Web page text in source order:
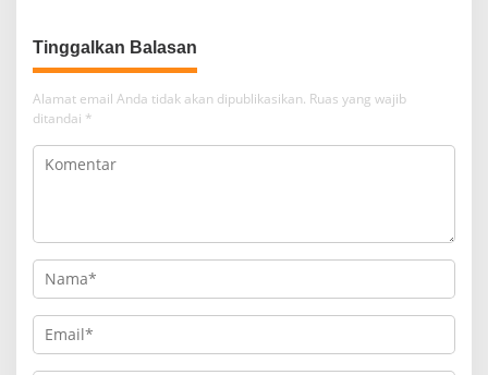
Tinggalkan Balasan
Alamat email Anda tidak akan dipublikasikan. Ruas yang wajib
ditandai *